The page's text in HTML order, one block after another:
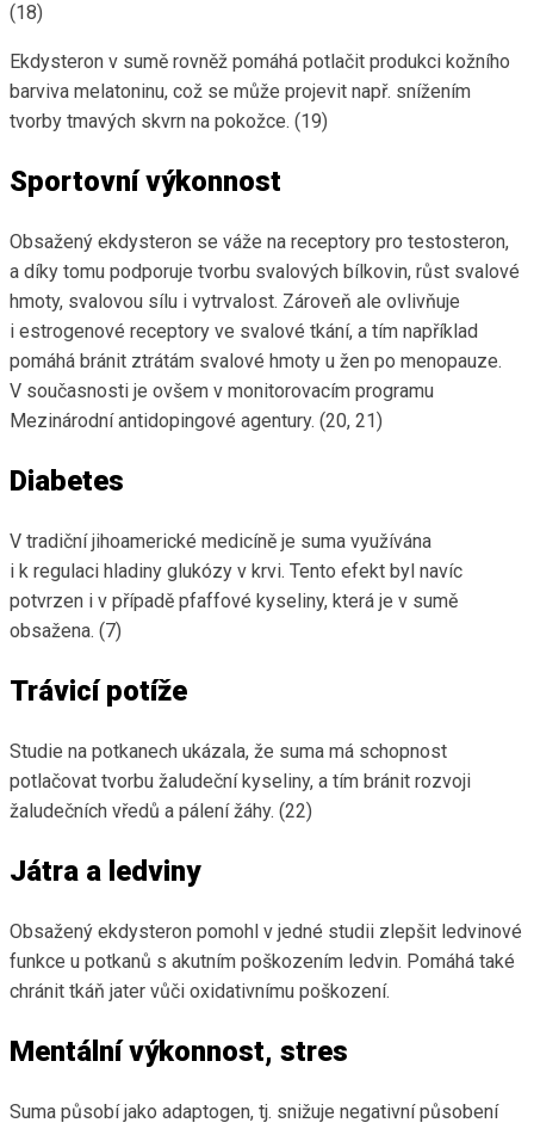
(18)
Ekdysteron v sumě rovněž pomáhá potlačit produkci kožního
barviva melatoninu, což se může projevit např. snížením
tvorby tmavých skvrn na pokožce. (19)
Sportovní výkonnost
Obsažený ekdysteron se váže na receptory pro testosteron,
a díky tomu podporuje tvorbu svalových bílkovin, růst svalové
hmoty, svalovou sílu i vytrvalost. Zároveň ale ovlivňuje
i estrogenové receptory ve svalové tkání, a tím například
pomáhá bránit ztrátám svalové hmoty u žen po menopauze.
V současnosti je ovšem v monitorovacím programu
Mezinárodní antidopingové agentury. (20, 21)
Diabetes
V tradiční jihoamerické medicíně je suma využívána
i k regulaci hladiny glukózy v krvi. Tento efekt byl navíc
potvrzen i v případě pfaffové kyseliny, která je v sumě
obsažena. (7)
Trávicí potíže
Studie na potkanech ukázala, že suma má schopnost
potlačovat tvorbu žaludeční kyseliny, a tím bránit rozvoji
žaludečních vředů a pálení žáhy. (22)
Játra a ledviny
Obsažený ekdysteron pomohl v jedné studii zlepšit ledvinové
funkce u potkanů s akutním poškozením ledvin. Pomáhá také
chránit tkáň jater vůči oxidativnímu poškození.
Mentální výkonnost, stres
Suma působí jako adaptogen, tj. snižuje negativní působení